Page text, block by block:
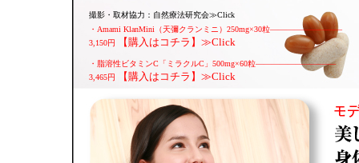
撮影・取材協力：自然療法研究会≫Click
・Amami KlanMini（天彌クランミニ）250mg×30粒—————————
3,150円
【購入はコチラ】≫Click
・脂溶性ビタミンC「ミラクルC」500mg×60粒——————————
3,465円
【購入はコチラ】≫Click